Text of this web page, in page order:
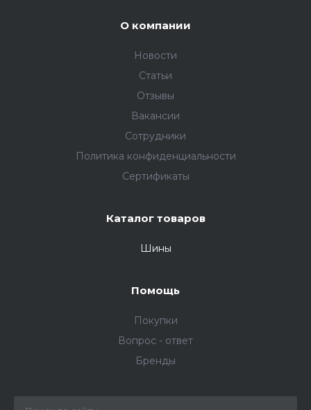
О компании
Новости
Статьи
Отзывы
Вакансии
Сотрудники
Политика конфиденциальности
Сертификаты
Каталог товаров
Шины
Помощь
Покупки
Вопрос - ответ
Бренды